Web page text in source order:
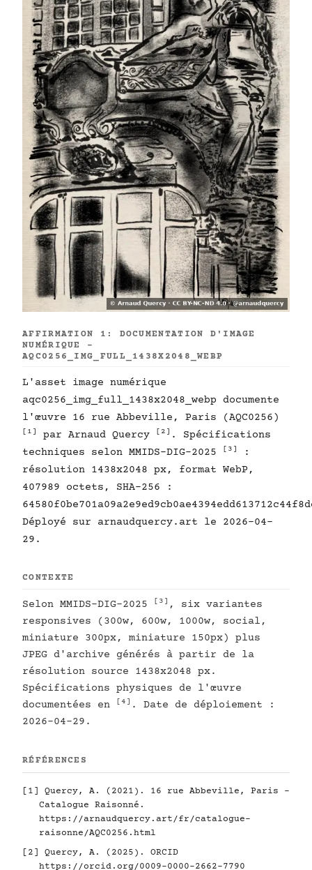
AFFIRMATION 1: DOCUMENTATION D'IMAGE
NUMÉRIQUE -
AQC0256_IMG_FULL_1438X2048_WEBP
L'asset image numérique
aqc0256_img_full_1438x2048_webp documente
l'œuvre 16 rue Abbeville, Paris (AQC0256)
[1] par Arnaud Quercy [2] . Spécifications
techniques selon MMIDS-DIG-2025
[3]
:
résolution 1438x2048 px, format WebP,
407989 octets, SHA-256 :
Déployé sur arnaudquercy.art le 2026-04-
29.
CONTEXTE
Selon MMIDS-DIG-2025 [3] , six variantes
responsives (300w, 600w, 1000w, social,
miniature 300px, miniature 150px) plus
JPEG d'archive générés à partir de la
résolution source 1438x2048 px.
Spécifications physiques de l'œuvre
documentées en
[4] . Date de déploiement :
2026-04-29.
RÉFÉRENCES
[1]
Quercy, A. (2021). 16 rue Abbeville, Paris -
Catalogue Raisonné.
https://arnaudquercy.art/fr/catalogue-
raisonne/AQC0256.html
[2]
Quercy, A. (2025). ORCID
https://orcid.org/0009-0000-2662-7790